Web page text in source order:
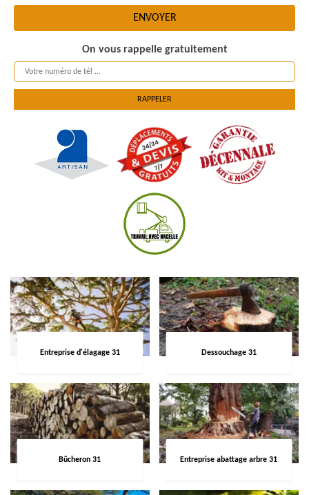
On vous rappelle gratuitement
Entreprise d'élagage 31 Dessouchage 31
Bûcheron 31 Entreprise abattage arbre 31